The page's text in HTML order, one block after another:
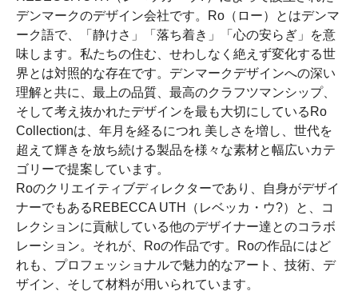
デンマークのデザイン会社です。Ro（ロー）とはデンマ
ーク語で、「静けさ」「落ち着き」「心の安らぎ」を意
味します。私たちの住む、せわしなく絶えず変化する世
界とは対照的な存在です。デンマークデザインへの深い
理解と共に、最上の品質、最高のクラフツマンシップ、
そして考え抜かれたデザインを最も大切にしているRo
Collectionは、年月を経るにつれ 美しさを増し、世代を
超えて輝きを放ち続ける製品を様々な素材と幅広いカテ
ゴリーで提案しています。
Roのクリエイティブディレクターであり、自身がデザイ
ナーでもあるREBECCA UTH（レベッカ・ウ?）と、コ
レクションに貢献している他のデザイナー達とのコラボ
レーション。それが、Roの作品です。Roの作品にはど
れも、プロフェッショナルで魅力的なアート、技術、デ
ザイン、そして材料が用いられています。